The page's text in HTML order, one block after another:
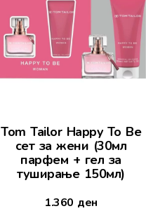
Tom Tailor Happy To Be
сет за жени (30мл
парфем + гел за
туширање 150мл)
1.360 ден